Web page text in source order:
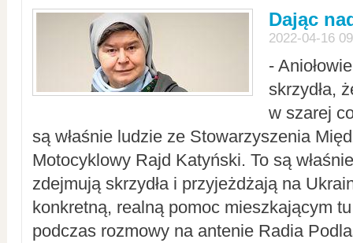
Dając
2022-04-16
-
skrzydła,
w szarej
są właśnie ludzie ze Stowarzyszenia
Motocyklowy Rajd Katyński. To są
zdejmują skrzydła i przyjeżdżają na
konkretną, realną pomoc mieszkającym
podczas rozmowy na antenie Radia